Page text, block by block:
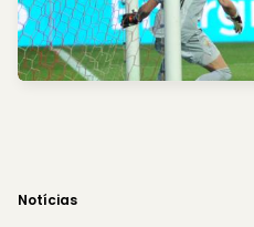
Notícias